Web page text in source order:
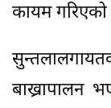
कायम गरिएको
बाख्रापालन